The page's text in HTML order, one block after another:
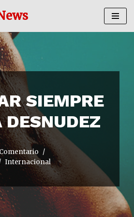
SIEMPRE
DESNUDEZ
Internacional